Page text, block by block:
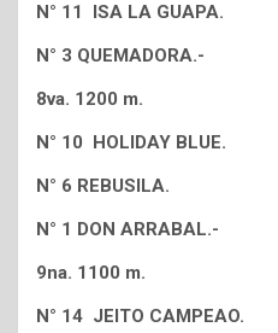
N° 11 ISA LA GUAPA.
N° 3 QUEMADORA.-
8va. 1200 m.
N° 10 HOLIDAY BLUE.
N° 6 REBUSILA.
N° 1 DON ARRABAL.-
9na. 1100 m.
N° 14 JEITO CAMPEAO.